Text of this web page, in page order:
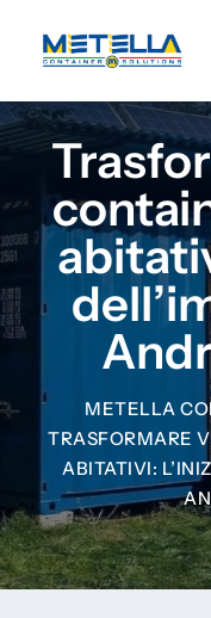
METELLA
TRASFORMARE
ABITATIVI: